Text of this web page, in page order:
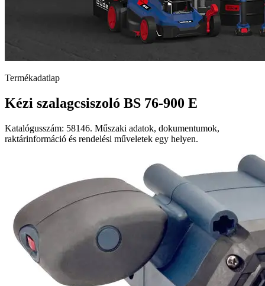
Termékadatlap
Kézi szalagcsiszoló BS 76-900 E
Katalógusszám: 58146. Műszaki adatok, dokumentumok,
raktárinformáció és rendelési műveletek egy helyen.